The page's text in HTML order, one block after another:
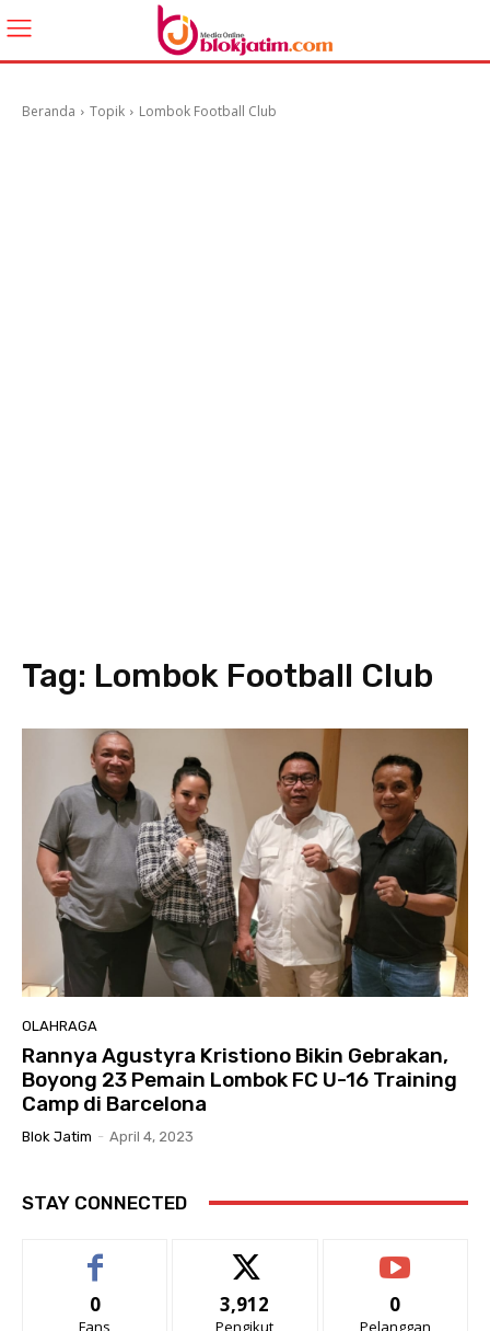
Beranda Topik Lombok Football Club
Tag: Lombok Football Club
OLAHRAGA
Rannya Agustyra Kristiono Bikin Gebrakan,
Boyong 23 Pemain Lombok FC U-16 Training
Camp di Barcelona
Blok Jatim - April 4, 2023
STAY CONNECTED
0
Fans
3,912
Pengikut
0
Pelanggan